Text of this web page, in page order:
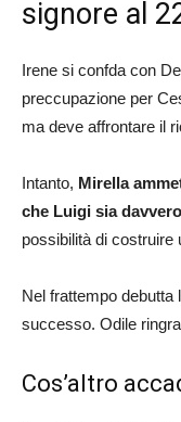
signore al
Irene si confda con
preccupazione per
ma deve affrontare il
Intanto, Mirella
che Luigi sia
possibilità di costruire
Nel frattempo debutta
successo. Odile
Cos’altro